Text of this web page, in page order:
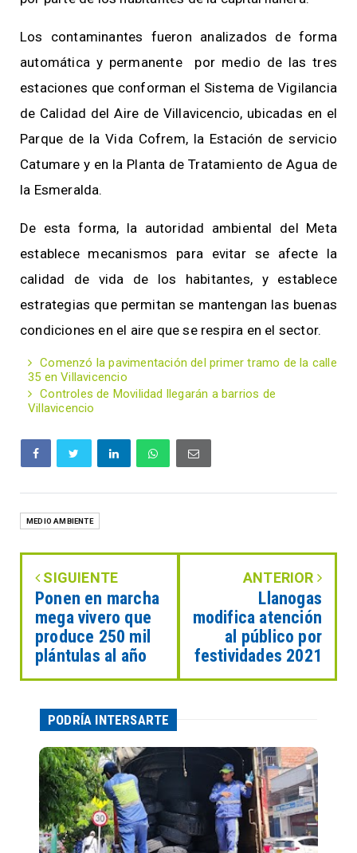
Los contaminantes fueron analizados de forma
automática y permanente por medio de las tres
estaciones que conforman el Sistema de Vigilancia
de Calidad del Aire de Villavicencio, ubicadas en el
Parque de la Vida Cofrem, la Estación de servicio
Catumare y en la Planta de Tratamiento de Agua de
la Esmeralda.
De esta forma, la autoridad ambiental del Meta
establece mecanismos para evitar se afecte la
calidad de vida de los habitantes, y establece
estrategias que permitan se mantengan las buenas
condiciones en el aire que se respira en el sector.
Comenzó la pavimentación del primer tramo de la calle
35 en Villavicencio
Controles de Movilidad llegarán a barrios de
Villavicencio
MEDIO AMBIENTE
SIGUIENTE
Ponen en marcha
mega vivero que
produce 250 mil
plántulas al año
ANTERIOR
Llanogas
modifica atención
al público por
festividades 2021
PODRÍA INTERSARTE